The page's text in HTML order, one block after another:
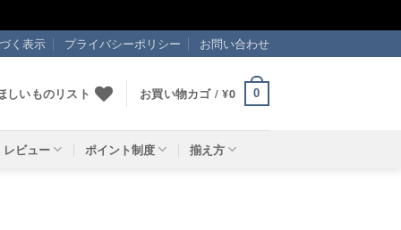
く表示 プライバシーポリシー お問い合わせ
しいものリスト お買い物カゴ /¥0 0
レビュー ポイント制度 揃え方